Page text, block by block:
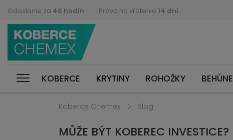
Odoslanie za 48 hodín Právo na vrátenie 14 dní
KOBERCE KRYTINY ROHOŽKY BEHÚNE
Koberce Chemex Blog
MŮŽE BÝT KOBEREC INVESTICE?